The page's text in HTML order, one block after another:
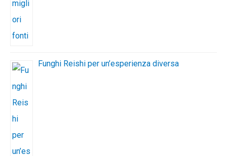
Funghi Reishi per un’esperienza diversa